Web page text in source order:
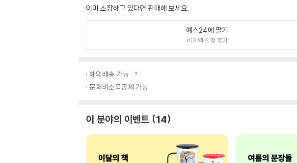
이미 소장하고 있다면 판매해 보세요.
예스24에 팔기
바이백 신청 불가
해외배송 가능
문화비소득공제 가능
이 분야의 이벤트 14